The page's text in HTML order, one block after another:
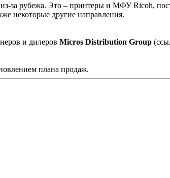
за рубежа. Это – принтеры и МФУ Ricoh,
некоторые другие направления.
и дилеров Micros Distribution Group
плана продаж.